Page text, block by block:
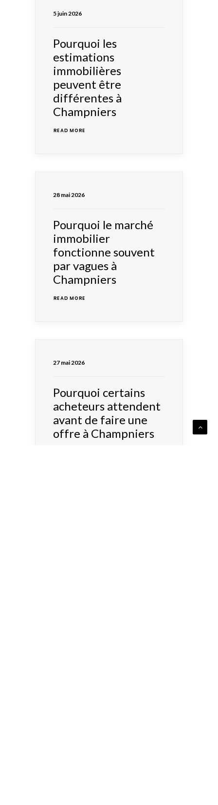
5 juin 2026
Pourquoi les
estimations
immobilières
peuvent être
différentes à
Champniers
READ MORE
28 mai 2026
Pourquoi le marché
immobilier
fonctionne souvent
par vagues à
Champniers
READ MORE
27 mai 2026
Pourquoi certains
acheteurs attendent
avant de faire une
offre à Champniers